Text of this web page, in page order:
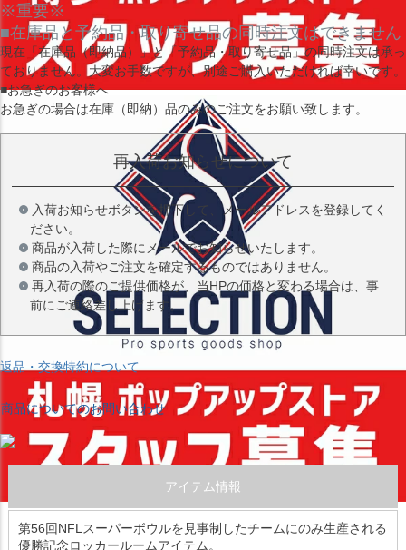
※重要※
■在庫品と予約品・取り寄せ品の同時注文はできません
現在 「在庫品（即納品）」と 「予約品・取り寄せ品」の同時注文は承っ
ておりません。大変お手数ですが、別途ご購入いただければ幸いです。
■お急ぎのお客様へ
お急ぎの場合は在庫（即納）品のみのご注文をお願い致します。
再入荷お知らせについて
入荷お知らせボタンを押下して、メールアドレスを登録してく
ださい。
商品が入荷した際にメールでお知らせいたします。
商品の入荷やご注文を確定するものではありません。
再入荷の際のご提供価格が、当HPの価格と変わる場合は、事
前にご連絡差し上げます。
返品・交換特約について
商品についてのお問い合わせ
アイテム情報
第56回NFLスーパーボウルを見事制したチームにのみ生産される
優勝記念ロッカールームアイテム。